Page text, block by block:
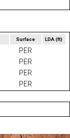
Surface LDA(ft)
PER
PER
PER
PER